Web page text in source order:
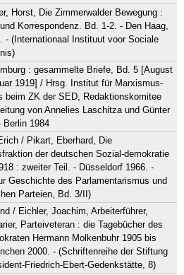
Horst, Die Zimmerwalder Bewegung :
Korrespondenz. Bd. 1-2. - Den Haag,
- (Internationaal Instituut voor Sociale
: gesammelte Briefe, Bd. 5 [August
1919] / Hrsg. Institut für Marxismus-
beim ZK der SED, Redaktionskomitee
von Annelies Laschitza und Günter
Berlin 1984
/ Pikart, Eberhard, Die
der deutschen Sozial-demokratie
: zweiter Teil. - Düsseldorf 1966. -
Geschichte des Parlamentarismus und
Parteien, Bd. 3/II)
/ Eichler, Joachim, Arbeiterführer,
Parteiveteran : die Tagebücher des
Hermann Molkenbuhr 1905 bis
2000. - (Schriftenreihe der Stiftung
Friedrich-Ebert-Gedenkstätte, 8)